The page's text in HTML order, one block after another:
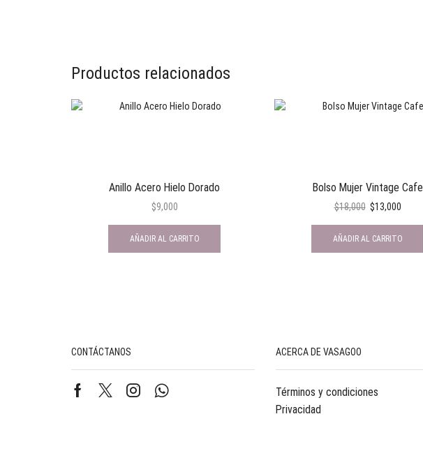
Productos relacionados
Anillo Acero Hielo Dorado
$9,000
AÑADIR AL CARRITO
Bolso Mujer Vintage Cafe
$18,000 $13,000
AÑADIR AL CARRITO
CONTÁCTANOS ACERCA DE VASAGOO
Términos y condiciones
Privacidad